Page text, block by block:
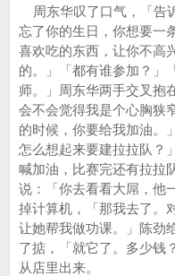
周东华叹了口气，「告
忘了你的生日，你想要一
喜欢吃的东西，让你不高
的。」「都有谁参加？」
师。」周东华两手交叉抱
会不会觉得我是个心胸狭
的时候，你要给我加油。
怎么想起来要建拉拉队？
喊加油，比赛完还有拉拉
说：「你去看看大屌，他
掉计算机，「那我去了。
让她帮我做功课。」陈劲
了掂，「就它了。多少钱
从店里出来。